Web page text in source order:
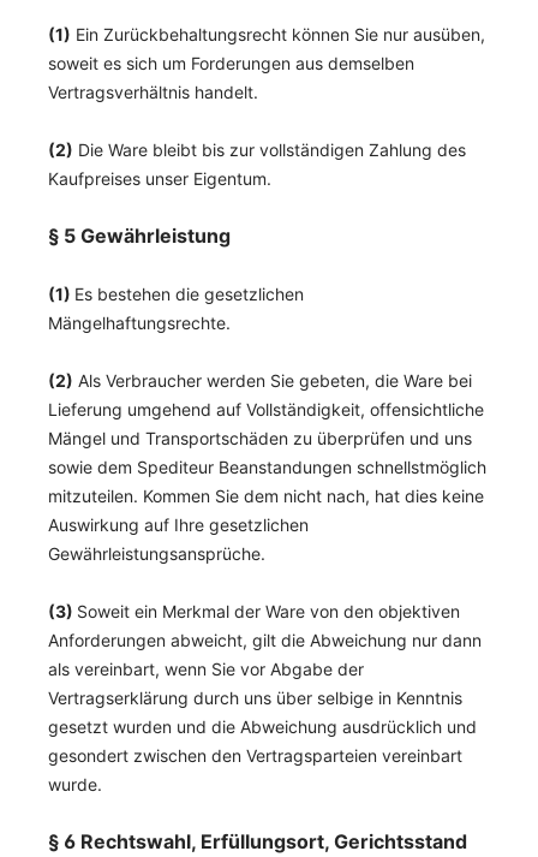
(1) Ein Zurückbehaltungsrecht können Sie nur ausüben,
soweit es sich um Forderungen aus demselben
Vertragsverhältnis handelt.
(2) Die Ware bleibt bis zur vollständigen Zahlung des
Kaufpreises unser Eigentum.
§ 5 Gewährleistung
(1) Es bestehen die gesetzlichen
Mängelhaftungsrechte.
(2) Als Verbraucher werden Sie gebeten, die Ware bei
Lieferung umgehend auf Vollständigkeit, offensichtliche
Mängel und Transportschäden zu überprüfen und uns
sowie dem Spediteur Beanstandungen schnellstmöglich
mitzuteilen. Kommen Sie dem nicht nach, hat dies keine
Auswirkung auf Ihre gesetzlichen
Gewährleistungsansprüche.
(3) Soweit ein Merkmal der Ware von den objektiven
Anforderungen abweicht, gilt die Abweichung nur dann
als vereinbart, wenn Sie vor Abgabe der
Vertragserklärung durch uns über selbige in Kenntnis
gesetzt wurden und die Abweichung ausdrücklich und
gesondert zwischen den Vertragsparteien vereinbart
wurde.
§ 6 Rechtswahl, Erfüllungsort, Gerichtsstand